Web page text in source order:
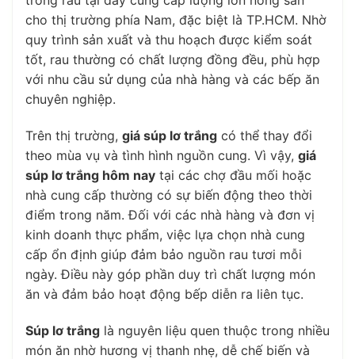
cho thị trường phía Nam, đặc biệt là TP.HCM. Nhờ
quy trình sản xuất và thu hoạch được kiểm soát
tốt, rau thường có chất lượng đồng đều, phù hợp
với nhu cầu sử dụng của nhà hàng và các bếp ăn
chuyên nghiệp.
Trên thị trường, giá súp lơ trắng có thể thay đổi
theo mùa vụ và tình hình nguồn cung. Vì vậy, giá
súp lơ trắng hôm nay tại các chợ đầu mối hoặc
nhà cung cấp thường có sự biến động theo thời
điểm trong năm. Đối với các nhà hàng và đơn vị
kinh doanh thực phẩm, việc lựa chọn nhà cung
cấp ổn định giúp đảm bảo nguồn rau tươi mỗi
ngày. Điều này góp phần duy trì chất lượng món
ăn và đảm bảo hoạt động bếp diễn ra liên tục.
Súp lơ trắng là nguyên liệu quen thuộc trong nhiều
món ăn nhờ hương vị thanh nhẹ, dễ chế biến và